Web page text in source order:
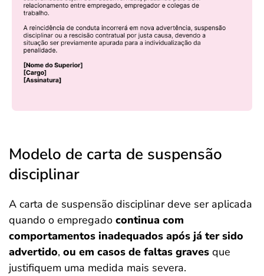
Modelo de carta de suspensão
disciplinar
A carta de suspensão disciplinar deve ser aplicada
quando o empregado continua com
comportamentos inadequados após já ter sido
advertido, ou em casos de faltas graves que
justifiquem uma medida mais severa.